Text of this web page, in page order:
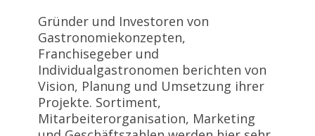
Gründer und Investoren von
Gastronomiekonzepten,
Franchisegeber und
Individualgastronomen berichten von
Vision, Planung und Umsetzung ihrer
Projekte. Sortiment,
Mitarbeiterorganisation, Marketing